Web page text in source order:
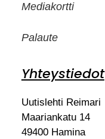
Mediakortti
Palaute
Yhteystiedot
Uutislehti Reimari
Maariankatu 14
49400 Hamina